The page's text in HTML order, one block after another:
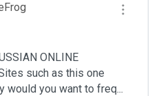
ONLINE
such as this one
would you want to freq...